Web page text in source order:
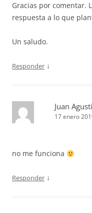
Gracias por comentar.
respuesta a lo que
Un saludo.
Responder ↓
Juan
17 enero
no me funciona
Responder ↓